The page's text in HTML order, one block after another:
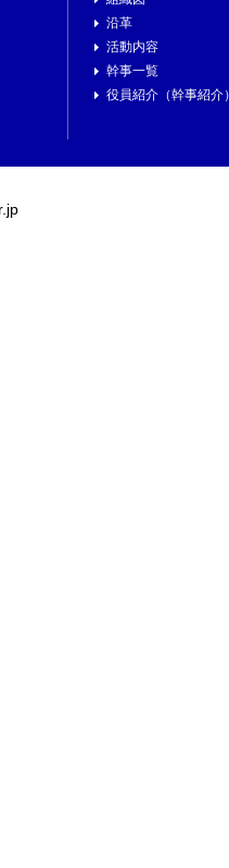
沿革
活動内容
幹事一覧
役員紹介（幹事紹介